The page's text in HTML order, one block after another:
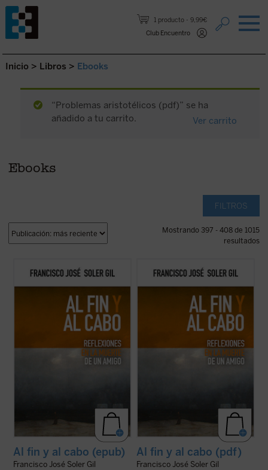
1 producto
9,99€
Club Encuentro
Saltar al contenido.
Inicio > Libros > Ebooks
“Problemas aristotélicos (pdf)” se ha
añadido a tu carrito.
Ver carrito
Ebooks
FILTROS
Mostrando 397 - 408 de 1015
resultados
En este breve ensayo sobre la muerte,
escrito a partir del fallecimiento de un
pausada meditación en torno a lo que
sabemos de ella, además de estudiar ...
Al fin y al cabo (epub)
Francisco José Soler Gil
En este breve ensayo sobre la muerte,
escrito a partir del fallecimiento de un
pausada meditación en torno a lo que
sabemos de ella, además de estudiar ...
Al fin y al cabo (pdf)
Francisco José Soler Gil